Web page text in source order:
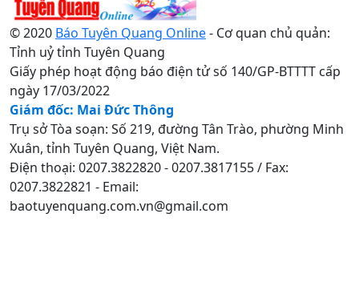
© 2020 Báo Tuyên Quang Online- Cơ quan chủ quản:
Tỉnh uỷ tỉnh Tuyên Quang
Giấy phép hoạt động báo điện tử số 140/GP-BTTTT cấp
ngày 17/03/2022
Giám đốc: Mai Đức Thông
Trụ sở Tòa soạn: Số 219, đường Tân Trào, phường Minh
Xuân, tỉnh Tuyên Quang, Việt Nam.
Điện thoại: 0207.3822820 - 0207.3817155 / Fax:
0207.3822821 - Email:
baotuyenquang.com.vn@gmail.com